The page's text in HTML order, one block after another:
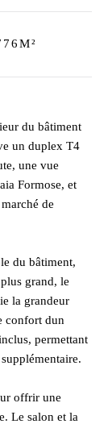
du bâtiment
un duplex T4
une vue
Formose, et
de
du bâtiment,
grand, le
la grandeur
confort dun
permettant
offrir une
Le salon et la